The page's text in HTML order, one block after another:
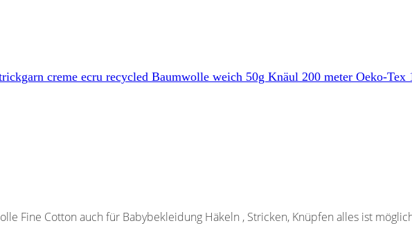
creme ecru recycled Baumwolle weich 50g Knäul 200 meter Oeko-Tex
Fine Cotton auch für Babybekleidung Häkeln , Stricken, Knüpfen alles ist